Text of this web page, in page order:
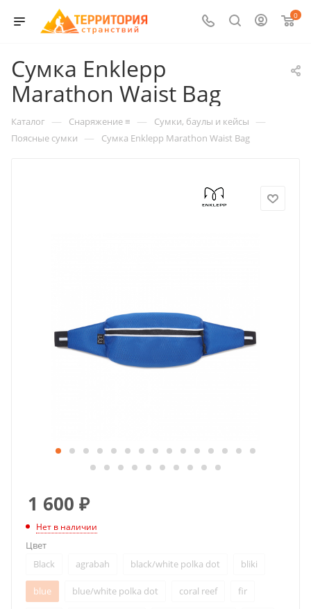
0
Сумка Enklepp
Marathon Waist Bag
Каталог — Снаряжение ≡ — Сумки, баулы и кейсы —
Поясные сумки — Сумка Enklepp Marathon Waist Bag
1 600 ₽
Нет в наличии
Цвет
Black
agrabah black/white polka dot bliki
blue blue/white polka dot coral reef fir